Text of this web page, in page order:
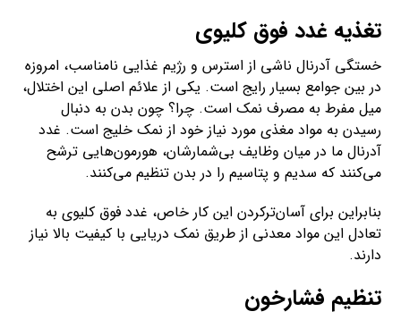
تغذیه غدد فوق کلیوی
خستگی آدرنال ناشی از استرس و رژیم غذایی نامناسب، امروزه
در بین جوامع بسیار رایج است. یکی از علائم اصلی این اختلال،
میل مفرط به مصرف نمک است. چرا؟ چون بدن به دنبال
رسیدن به مواد مغذی مورد نیاز خود از نمک خلیج است. غدد
آدرنال ما در میان وظایف بی‌شمارشان، هورمون‌هایی ترشح
می‌کنند که سدیم و پتاسیم را در بدن تنظیم می‌کنند.
بنابراین برای آسان‌تر‌کردن این کار خاص، غدد فوق کلیوی به
تعادل این مواد معدنی از طریق نمک دریایی با کیفیت بالا نیاز
دارند.
تنظیم فشارخون